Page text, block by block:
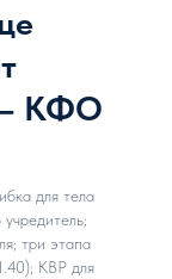
— КФО
для тела
три этапа
КВР для